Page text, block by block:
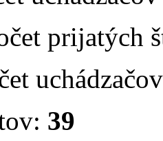
prijatých
39